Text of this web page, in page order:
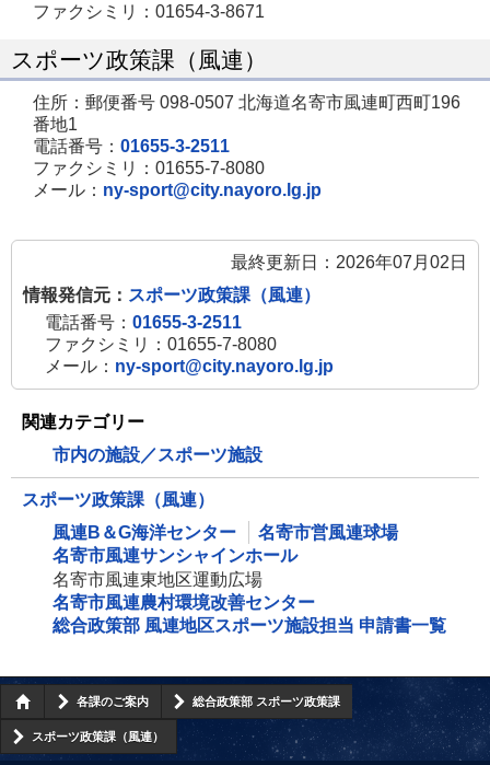
ファクシミリ：01654-3-8671
スポーツ政策課（風連）
住所：郵便番号 098-0507 北海道名寄市風連町西町196
番地1
電話番号： 01655-3-2511
ファクシミリ：01655-7-8080
メール： ny-sport@city.nayoro.lg.jp
最終更新日：2026年07月02日
情報発信元： スポーツ政策課（風連）
電話番号： 01655-3-2511
ファクシミリ：01655-7-8080
メール： ny-sport@city.nayoro.lg.jp
関連カテゴリー
市内の施設／スポーツ施設
スポーツ政策課（風連）
風連B＆G海洋センター
名寄市営風連球場
名寄市風連サンシャインホール
名寄市風連東地区運動広場
名寄市風連農村環境改善センター
総合政策部 風連地区スポーツ施設担当 申請書一覧
各課のご案内 総合政策部 スポーツ政策課
スポーツ政策課（風連）